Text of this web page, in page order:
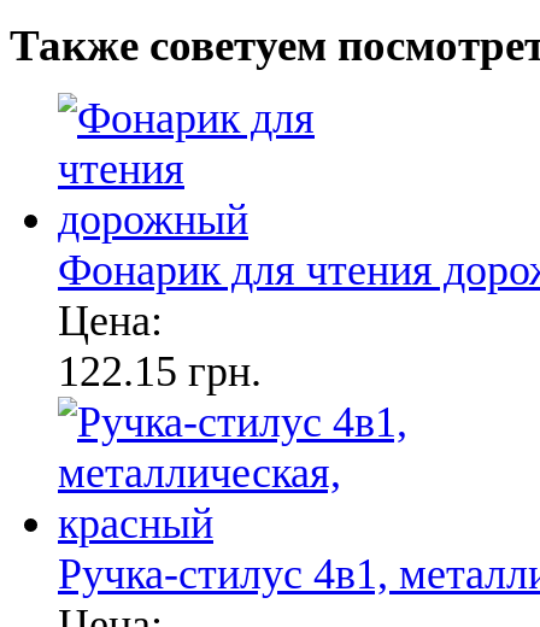
Также советуем
Фонарик для чтения
Цена:
122.15 грн.
Ручка-стилус 4в1,